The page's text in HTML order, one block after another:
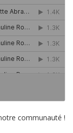
communauté !